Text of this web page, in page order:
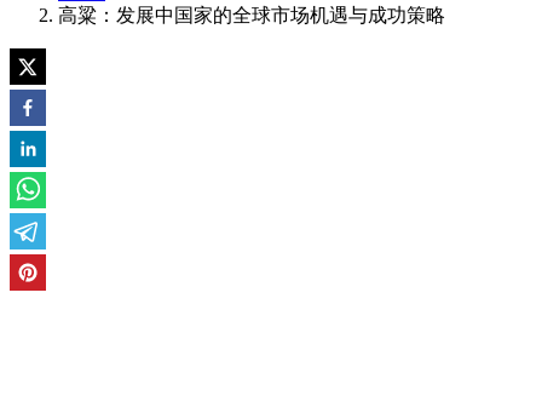
高粱：发展中国家的全球市场机遇与成功策略